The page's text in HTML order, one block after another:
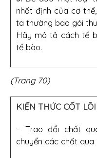
nhất định của cơ
ta thường bao gói
Hãy mô tả cách tế
tế bào.
(Trang 70)
KIẾN THỨC CỐT LÕI
– Trao đổi chất
chuyển các chất qua